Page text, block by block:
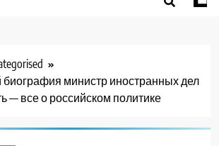
министр иностранных дел
— все о российском политике